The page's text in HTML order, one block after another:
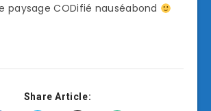
paysage CODifié nauséabond
Share Article: